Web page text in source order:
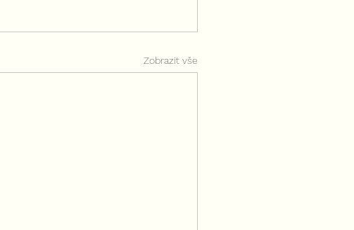
Zobrazit vše